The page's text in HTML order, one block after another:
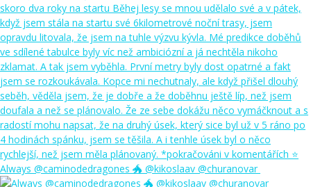
Always @caminodedragones 🐲 @kikoslaav @churanovar